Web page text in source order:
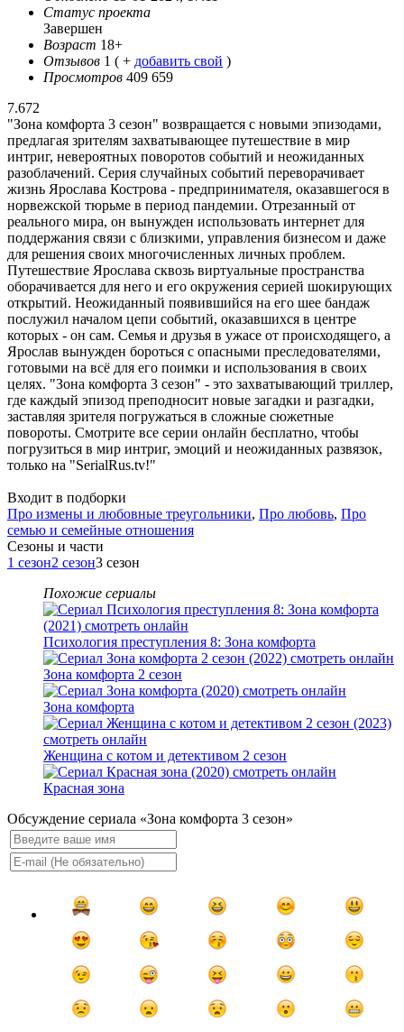
Статус проекта
Завершен
Возраст 18+
Отзывов 1 ( + добавить свой )
Просмотров 409 659
7.672
"Зона комфорта 3 сезон" возвращается с новыми эпизодами,
предлагая зрителям захватывающее путешествие в мир
интриг, невероятных поворотов событий и неожиданных
разоблачений. Серия случайных событий переворачивает
жизнь Ярослава Кострова - предпринимателя, оказавшегося в
норвежской тюрьме в период пандемии. Отрезанный от
реального мира, он вынужден использовать интернет для
поддержания связи с близкими, управления бизнесом и даже
для решения своих многочисленных личных проблем.
Путешествие Ярослава сквозь виртуальные пространства
оборачивается для него и его окружения серией шокирующих
открытий. Неожиданный появившийся на его шее бандаж
послужил началом цепи событий, оказавшихся в центре
которых - он сам. Семья и друзья в ужасе от происходящего, а
Ярослав вынужден бороться с опасными преследователями,
готовыми на всё для его поимки и использования в своих
целях. "Зона комфорта 3 сезон" - это захватывающий триллер,
где каждый эпизод преподносит новые загадки и разгадки,
заставляя зрителя погружаться в сложные сюжетные
повороты. Смотрите все серии онлайн бесплатно, чтобы
погрузиться в мир интриг, эмоций и неожиданных развязок,
только на "SerialRus.tv!"
Входит в подборки
Про измены и любовные треугольники, Про любовь, Про
семью и семейные отношения
Cезоны и части
1 сезон2 сезон3 сезон
Похожие сериалы
Психология преступления 8: Зона комфорта
Зона комфорта 2 сезон
Зона комфорта
Женщина с котом и детективом 2 сезон
Красная зона
Обсуждение сериала «Зона комфорта 3 сезон»